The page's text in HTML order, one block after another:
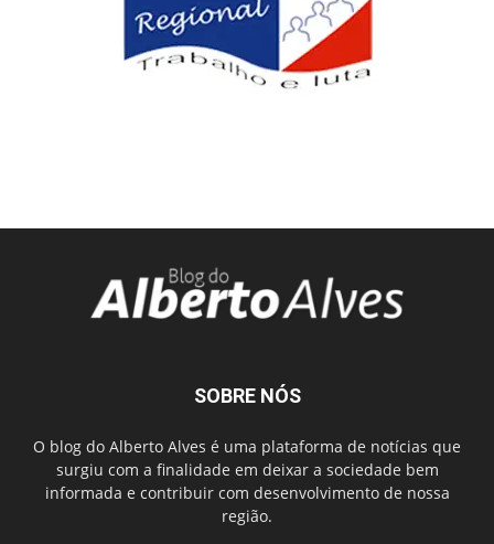
SOBRE NÓS
O blog do Alberto Alves é uma plataforma de notícias que
surgiu com a finalidade em deixar a sociedade bem
informada e contribuir com desenvolvimento de nossa
região.